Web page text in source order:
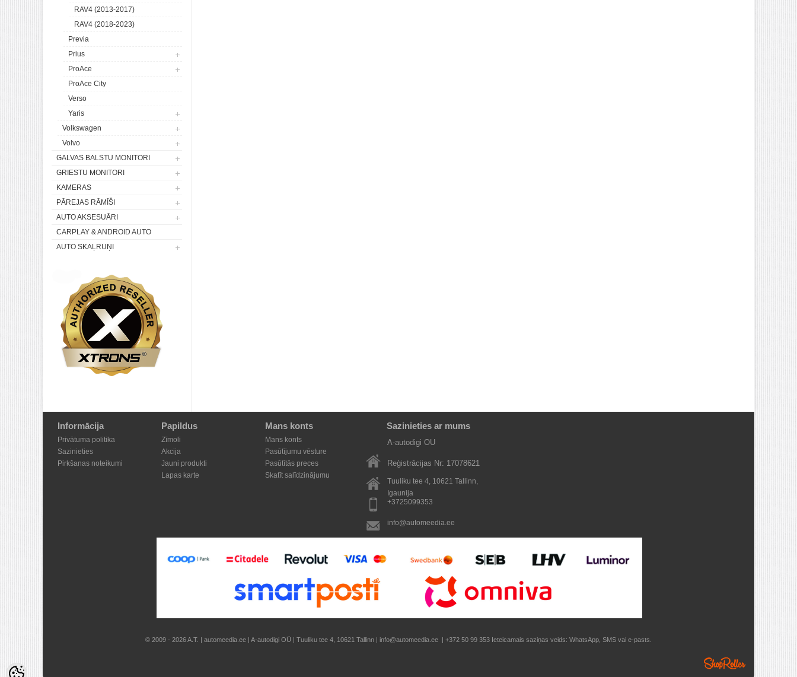
RAV4 (2013-2017)
RAV4 (2018-2023)
Previa
Prius
ProAce
ProAce City
Verso
Yaris
Volkswagen
Volvo
GALVAS BALSTU MONITORI
GRIESTU MONITORI
KAMERAS
PĀREJAS RĀMĪŠI
AUTO AKSESUĀRI
CARPLAY & ANDROID AUTO
AUTO SKAĻRUŅI
Informācija
Privātuma politika
Sazinieties
Pirkšanas noteikumi
Papildus
Zīmoli
Akcija
Jauni produkti
Lapas karte
Mans konts
Mans konts
Pasūtījumu vēsture
Pasūtītās preces
Skatīt salīdzinājumu
Sazinieties ar mums
A-autodigi OU
Reģistrācijas Nr: 17078621
Tuuliku tee 4, 10621 Tallinn,
Igaunija
+3725099353
info@automeedia.ee
© 2009 - 2026 A.T. | automeedia.ee | A-autodigi OÜ | Tuuliku tee 4, 10621 Tallinn | info@automeedia.ee | +372 50 99 353 Ieteicamais saziņas veids: WhatsApp, SMS vai e-pasts.